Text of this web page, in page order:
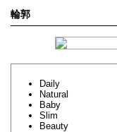
輪郭
Daily
Natural
Baby
Slim
Beauty